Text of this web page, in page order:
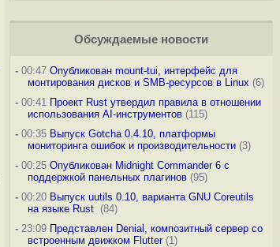
Обсуждаемые новости
-00:47 Опубликован mount-tui, интерфейс для
монтирования дисков и SMB-ресурсов в Linux (6)
-00:41 Проект Rust утвердил правила в отношении
использования AI-инструментов(115)
-00:35 Выпуск Gotcha 0.4.10, платформы
мониторинга ошибок и производительности(3)
-00:25 Опубликован Midnight Commander 6 c
поддержкой панельных плагинов(95)
-00:20 Выпуск uutils 0.10, варианта GNU Coreutils
на языке Rust (84)
-23:09 Представлен Denial, композитный сервер со
встроенным движком Flutter(1)